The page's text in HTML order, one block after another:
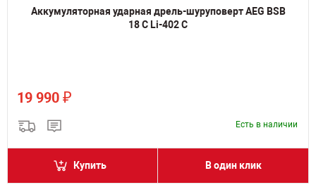
Аккумуляторная ударная дрель-шуруповерт AEG BSB
18 C Li-402 C
19 990 ₽
Есть в наличии
Купить В один клик